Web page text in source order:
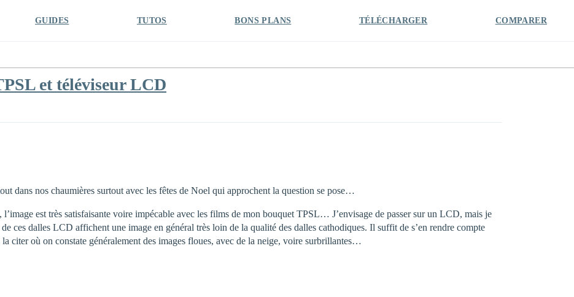
GUIDES TUTOS BONS PLANS TÉLÉCHARGER COMPARER
et téléviseur LCD
dans nos chaumières surtout avec les fêtes de Noel qui approchent la question se pose…
est très satisfaisante voire impécable avec les films de mon bouquet TPSL… J’envisage de passer sur un LCD, mais je
ces dalles LCD affichent une image en général très loin de la qualité des dalles cathodiques. Il suffit de s’en rendre compte
citer où on constate généralement des images floues, avec de la neige, voire surbrillantes…